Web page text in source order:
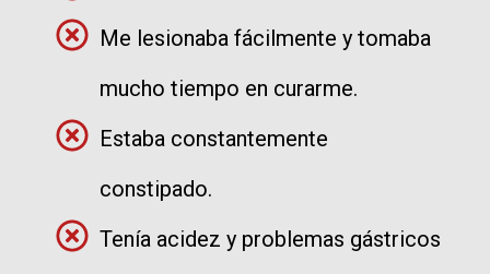
Me lesionaba fácilmente y tomaba
mucho tiempo en curarme.
Estaba constantemente
constipado.
Tenía acidez y problemas gástricos